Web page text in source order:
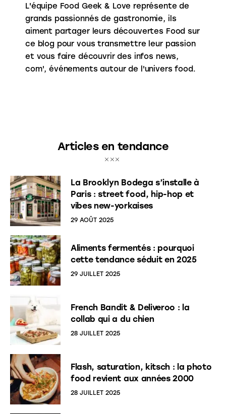
L'équipe Food Geek & Love représente de
grands passionnés de gastronomie, ils
aiment partager leurs découvertes Food sur
ce blog pour vous transmettre leur passion
et vous faire découvrir des infos news,
com', événements autour de l'univers food.
Articles en tendance
La Brooklyn Bodega s’installe à
Paris : street food, hip-hop et
vibes new-yorkaises
29 AOÛT 2025
Aliments fermentés : pourquoi
cette tendance séduit en 2025
29 JUILLET 2025
French Bandit & Deliveroo : la
collab qui a du chien
28 JUILLET 2025
Flash, saturation, kitsch : la photo
food revient aux années 2000
28 JUILLET 2025